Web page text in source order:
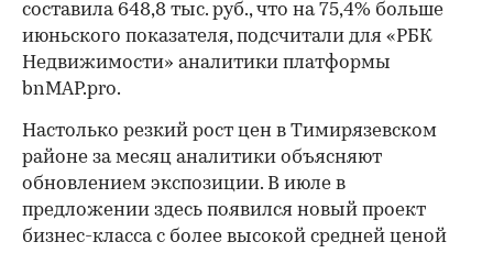
составила 648,8 тыс. руб., что на 75,4% больше
июньского показателя, подсчитали для «РБК
Недвижимости» аналитики платформы
bnMAP.pro.
Настолько резкий рост цен в Тимирязевском
районе за месяц аналитики объясняют
обновлением экспозиции. В июле в
предложении здесь появился новый проект
бизнес-класса с более высокой средней ценой